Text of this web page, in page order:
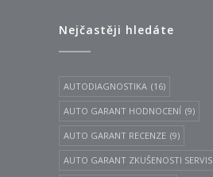
Nejčastěji hledáte
AUTODIAGNOSTIKA (16)
AUTO GARANT HODNOCENÍ (9)
AUTO GARANT RECENZE (9)
AUTO GARANT ZKUŠENOSTI SERVIS